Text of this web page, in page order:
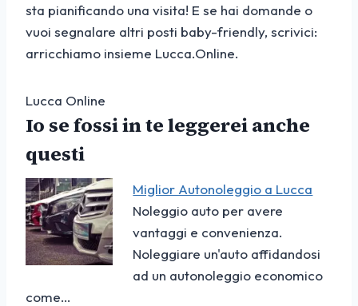
sta pianificando una visita! E se hai domande o
vuoi segnalare altri posti baby-friendly, scrivici:
arricchiamo insieme Lucca.Online.
Lucca Online
Io se fossi in te leggerei anche
questi
Miglior Autonoleggio a Lucca
Noleggio auto per avere
vantaggi e convenienza.
Noleggiare un'auto affidandosi
ad un autonoleggio economico
come…